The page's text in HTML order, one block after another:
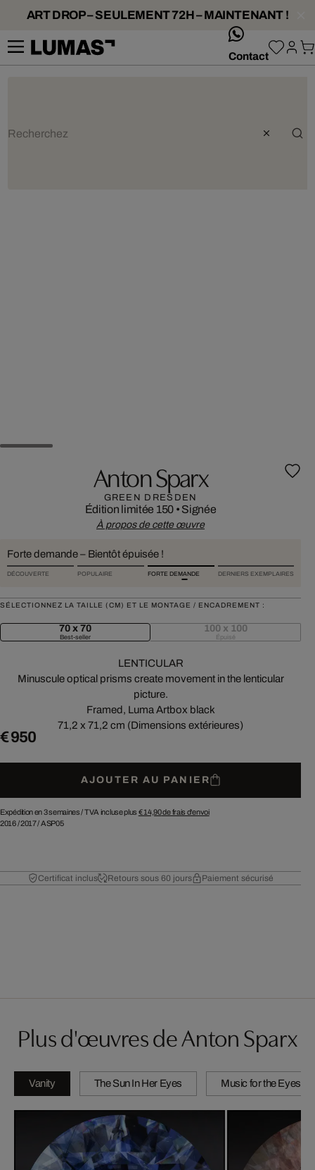
ART DROP – SEULEMENT 72H – MAINTENANT !
Contact
Anton Sparx
GREEN DRESDEN
Édition limitée 150 • Signée
À propos de cette œuvre
Forte demande – Bientôt épuisée !
DÉCOUVERTE POPULAIRE FORTE DEMANDE DERNIERS EXEMPLAIRES
SÉLECTIONNEZ LA TAILLE (CM) ET LE MONTAGE / ENCADREMENT :
70 x 70
Best-seller
100 x 100
Épuisé
LENTICULAR
Minuscule optical prisms create movement in the lenticular
picture.
Framed, Luma Artbox black
71,2 x 71,2 cm (Dimensions extérieures)
€ 950
AJOUTER AU PANIER
Expédition en 3 semaines /TVA incluse plus € 14,90de frais d'envoi
2016/2017/ASP05
Certificat inclus Retours sous 60 jours Paiement sécurisé
Plus d'œuvres de Anton Sparx
Vanity The Sun In Her Eyes Music for the Eyes